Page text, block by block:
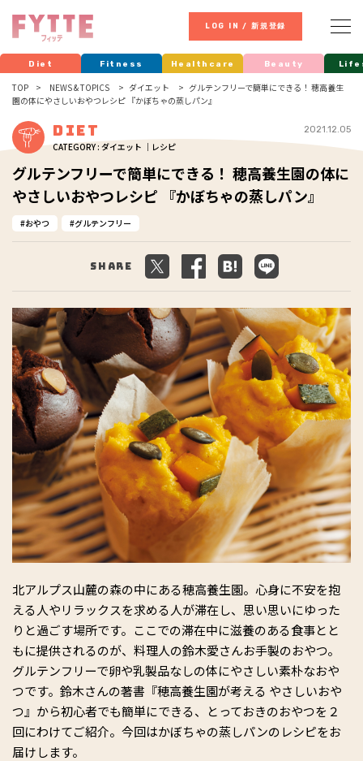
LOG IN / 新規登録
Diet Fitness Healthcare Beauty
TOP NEWS & TOPICS ダイエット
グルテンフリーで簡単にできる！ 穂高養生
園の体にやさしいおやつレシピ 『かぼちゃの蒸しパン』
Diet
CATEGORY : ダイエット ｜レシピ
2021.12.05
グルテンフリーで簡単にできる！ 穂高養生園の体に
やさしいおやつレシピ 『かぼちゃの蒸しパン』
おやつ グルテンフリー
Share
北アルプス山麓の森の中にある穂高養生園。心身に不安を抱
える人やリラックスを求める人が滞在し、思い思いにゆった
りと過ごす場所です。ここでの滞在中に滋養のある食事とと
もに提供されるのが、料理人の鈴木愛さんお手製のおやつ。
グルテンフリーで卵や乳製品なしの体にやさしい素朴なおや
つです。鈴木さんの著書『穂高養生園が考える やさしいおや
つ』から初心者でも簡単にできる、とっておきのおやつを２
回にわけてご紹介。今回はかぼちゃの蒸しパンのレシピをお
届けします。